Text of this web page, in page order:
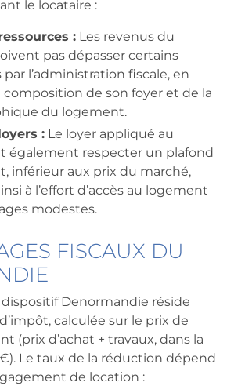
le locataire :
: Les revenus du
pas dépasser certains
l’administration fiscale, en
de son foyer et de la
du logement.
: Le loyer appliqué au
également respecter un plafond
inférieur aux prix du marché,
à l’effort d’accès au logement
modestes.
FISCAUX DU
dispositif Denormandie réside
calculée sur le prix de
(prix d’achat + travaux, dans la
Le taux de la réduction dépend
de location :